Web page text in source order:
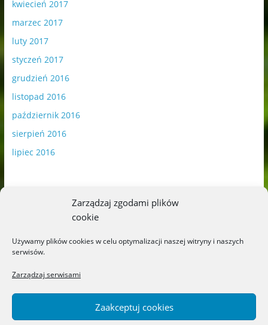
Zarządzaj zgodami plików
cookie
Używamy plików cookies w celu optymalizacji naszej witryny i naszych
serwisów.
Zarządzaj serwisami
Zaakceptuj cookies
kwiecień 2017
marzec 2017
luty 2017
styczeń 2017
grudzień 2016
listopad 2016
październik 2016
sierpień 2016
lipiec 2016